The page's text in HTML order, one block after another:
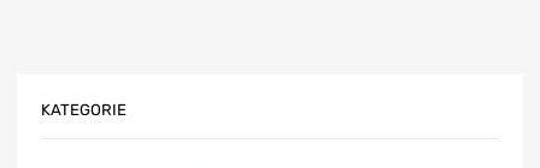
KATEGORIE